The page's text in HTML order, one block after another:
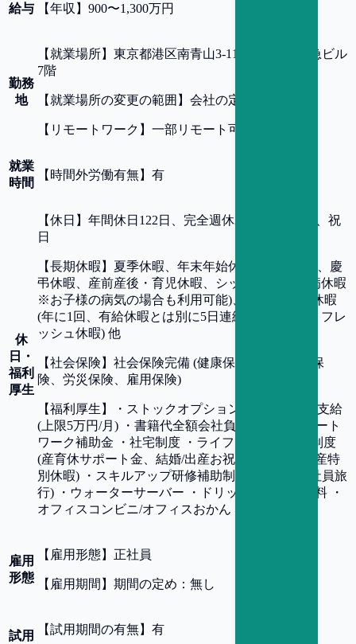
給与 【年収 】 900〜1,300万円
勤務
地
【 就業場所】 東京都港区南青山3-11-13 新青山東急ビル
7階
【 就業場所の変更の範囲 】 会社の定める事業所
【 リモートワーク 】 一部リモート可
就業
時間
【 時間外労働有無】 有
休
日・
福利
厚生
【休日 】 年間休日122日、完全週休2日制 (土・日)、祝
日
【長期休暇 】 夏季休暇、年末年始休暇、有給休暇、慶
弔休暇、産前産後・育児休暇、シックリーブ(傷病休暇
※お子様の病気の場合も利用可能)、「余白 。」休暇
(年に1回、有給休暇とは別に5日連続取得できるリフレ
ッシュ休暇) 他
【社会保険 】 社会保険完備 (健康保険、厚生年金保
険、労災保険、雇用保険)
【福利厚生 】
・ストックオプション制度・交通費支給
(上限5万円/月) ・書籍代全額会社負担制度 ・リモート
ワーク補助金 ・社宅制度 ・ライフイベント応援制度
(産育休サポート金、結婚/出産お祝い金、結婚/出産特
別休暇) ・スキルアップ研修補助制度 ・eneTrip (社員旅
行) ・ウォーターサーバー ・ドリップコーヒー無料 ・
オフィスコンビニ/オフィスおかん 他
雇用
形態
【 雇用形態】 正社員
【 雇用期間 】 期間の定め：無し
試用
【試用期間の有無】 有